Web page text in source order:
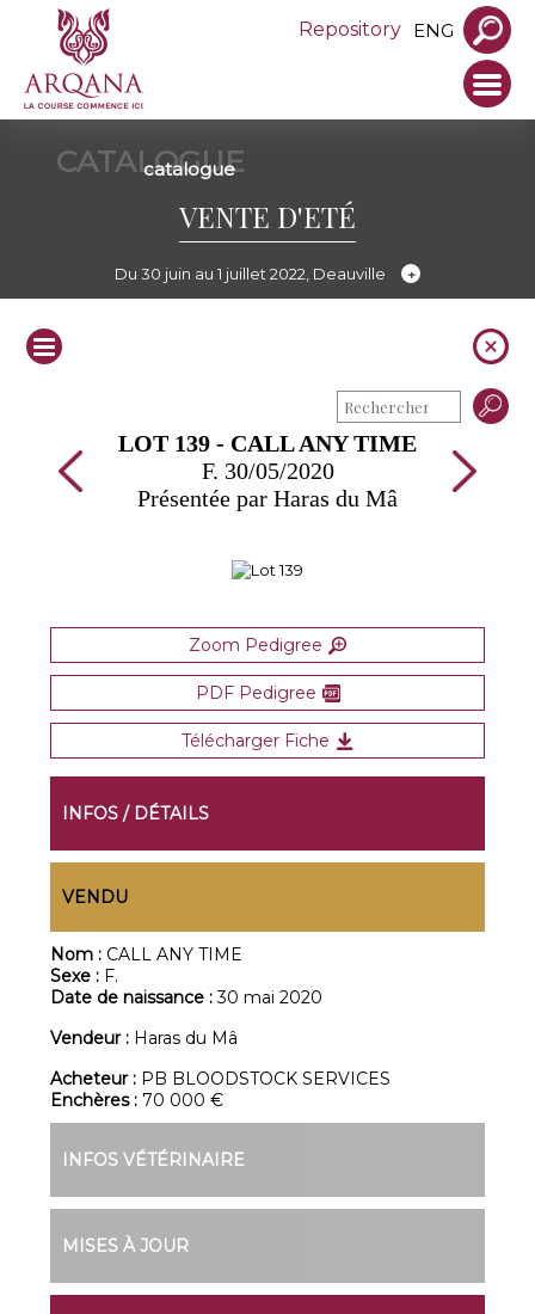
Repository ENG
CATALOGUE
catalogue
VENTE D'ETÉ
Du 30 juin au 1 juillet 2022, Deauville
LOT 139 - CALL ANY TIME
F. 30/05/2020
Présentée par Haras du Mâ
Zoom Pedigree
PDF Pedigree
Télécharger Fiche
INFOS / DÉTAILS
VENDU
Nom : CALL ANY TIME
Sexe : F.
Date de naissance :30 mai 2020
Vendeur : Haras du Mâ
Acheteur : PB BLOODSTOCK SERVICES
Enchères :70 000 €
INFOS VÉTÉRINAIRE
MISES À JOUR